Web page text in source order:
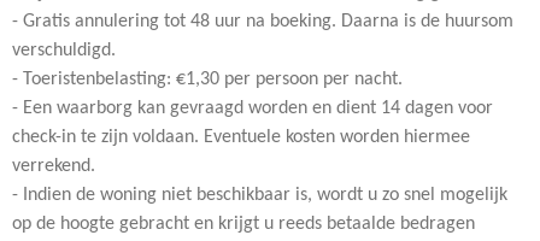
- Gratis annulering tot 48 uur na boeking. Daarna is de huursom
verschuldigd.
- Toeristenbelasting: €1,30 per persoon per nacht.
- Een waarborg kan gevraagd worden en dient 14 dagen voor
check-in te zijn voldaan. Eventuele kosten worden hiermee
verrekend.
- Indien de woning niet beschikbaar is, wordt u zo snel mogelijk
op de hoogte gebracht en krijgt u reeds betaalde bedragen